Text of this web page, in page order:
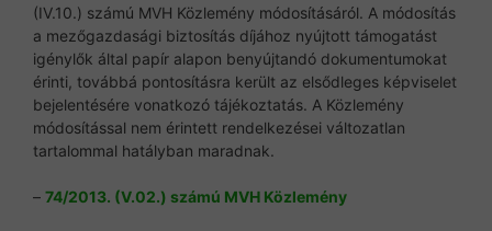
(IV.10.) számú MVH Közlemény módosításáról. A módosítás
a mezőgazdasági biztosítás díjához nyújtott támogatást
igénylők által papír alapon benyújtandó dokumentumokat
érinti, továbbá pontosításra került az elsődleges képviselet
bejelentésére vonatkozó tájékoztatás. A Közlemény
módosítással nem érintett rendelkezései változatlan
tartalommal hatályban maradnak.
– 74/2013. (V.02.) számú MVH Közlemény